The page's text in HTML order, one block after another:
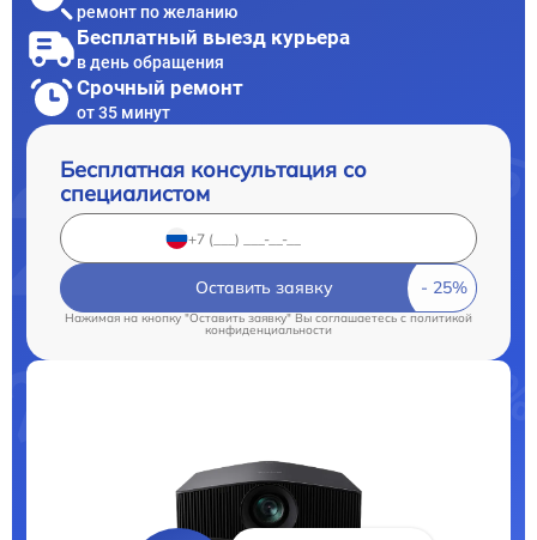
ремонт по желанию
Бесплатный выезд курьера
в день обращения
Срочный ремонт
от 35 минут
Бесплатная консультация со
специалистом
Оставить заявку
Нажимая на кнопку "Оставить заявку" Вы соглашаетесь cполитикой
конфиденциальности